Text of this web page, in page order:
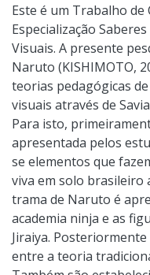
Este é um Trabalho de
Especialização
Visuais. A presente
Naruto (KISHIMOTO,
teorias pedagógicas
visuais através de
Para isto,
apresentada pelos
se elementos que
viva em solo brasileiro
trama de Naruto é
academia ninja e as
Jiraiya.
entre a teoria